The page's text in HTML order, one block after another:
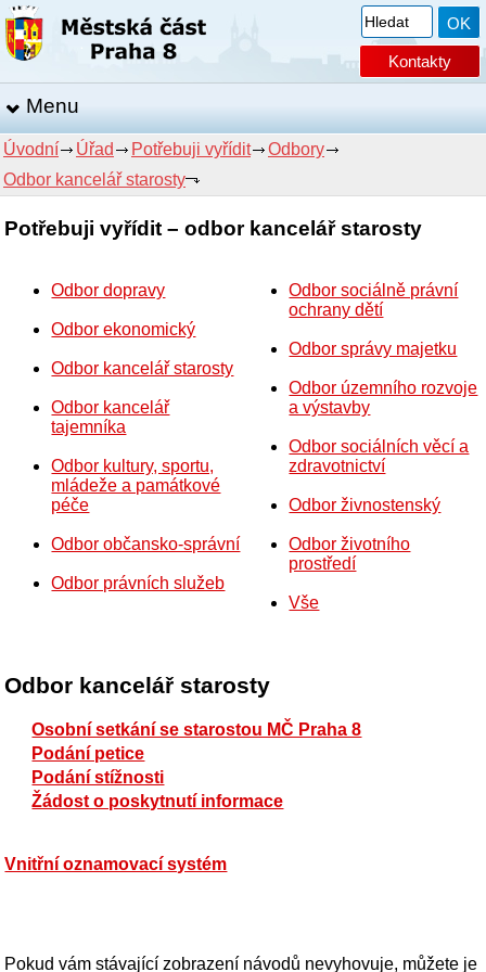
Kontakty
Menu
Úvodní Úřad Potřebuji vyřídit
Odbory
Odbor kancelář starosty
Potřebuji vyřídit – odbor kancelář starosty
Odbor dopravy
Odbor ekonomický
Odbor kancelář starosty
Odbor kancelář
tajemníka
Odbor kultury, sportu,
mládeže a památkové
péče
Odbor občansko-správní
Odbor právních služeb
Odbor sociálně právní
ochrany dětí
Odbor správy majetku
Odbor územního rozvoje
a výstavby
Odbor sociálních věcí a
zdravotnictví
Odbor živnostenský
Odbor životního
prostředí
Vše
Odbor kancelář starosty
Osobní setkání se starostou MČ Praha 8
Podání petice
Podání stížnosti
Žádost o poskytnutí informace
Vnitřní oznamovací systém
Pokud vám stávající zobrazení návodů nevyhovuje, můžete je